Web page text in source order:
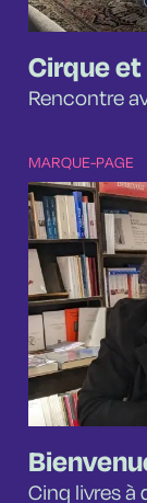
Cirque
Rencontre
MARQUE-PAGE
Cinq livres à